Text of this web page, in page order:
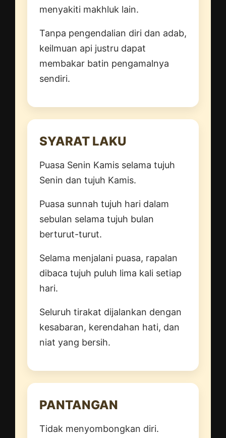
menyakiti makhluk lain.
Tanpa pengendalian diri dan adab,
keilmuan api justru dapat
membakar batin pengamalnya
sendiri.
SYARAT LAKU
Puasa Senin Kamis selama tujuh
Senin dan tujuh Kamis.
Puasa sunnah tujuh hari dalam
sebulan selama tujuh bulan
berturut-turut.
Selama menjalani puasa, rapalan
dibaca tujuh puluh lima kali setiap
hari.
Seluruh tirakat dijalankan dengan
kesabaran, kerendahan hati, dan
niat yang bersih.
PANTANGAN
Tidak menyombongkan diri.